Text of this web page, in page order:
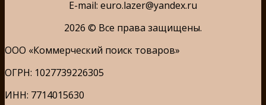
E-mail: euro.lazer@yandex.ru
2026 © Все права защищены.
ООО «Коммерческий поиск товаров»
ОГРН: 1027739226305
ИНН: 7714015630